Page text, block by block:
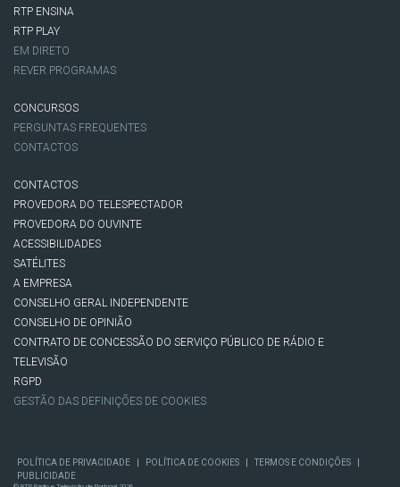
RTP ENSINA
RTP PLAY
EM DIRETO
REVER PROGRAMAS
CONCURSOS
PERGUNTAS FREQUENTES
CONTACTOS
CONTACTOS
PROVEDORA DO TELESPECTADOR
PROVEDORA DO OUVINTE
ACESSIBILIDADES
SATÉLITES
A EMPRESA
CONSELHO GERAL INDEPENDENTE
CONSELHO DE OPINIÃO
CONTRATO DE CONCESSÃO DO SERVIÇO PÚBLICO DE RÁDIO E
TELEVISÃO
RGPD
GESTÃO DAS DEFINIÇÕES DE COOKIES
POLÍTICA DE PRIVACIDADE | POLÍTICA DE COOKIES | TERMOS E CONDIÇÕES |
PUBLICIDADE